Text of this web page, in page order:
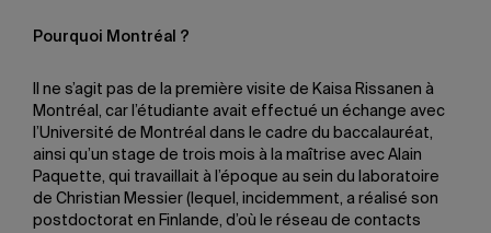
Pourquoi Montréal ?
Il ne s’agit pas de la première visite de Kaisa Rissanen à
Montréal, car l’étudiante avait effectué un échange avec
l’Université de Montréal dans le cadre du baccalauréat,
ainsi qu’un stage de trois mois à la maîtrise avec Alain
Paquette, qui travaillait à l’époque au sein du laboratoire
de Christian Messier (lequel, incidemment, a réalisé son
postdoctorat en Finlande, d’où le réseau de contacts